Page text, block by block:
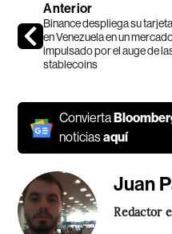
Anterior
Binance despliega su tarjeta
en Venezuela en un
impulsado por el auge de
stablecoins
Convierta
noticiasaquí
Juan
Redactor